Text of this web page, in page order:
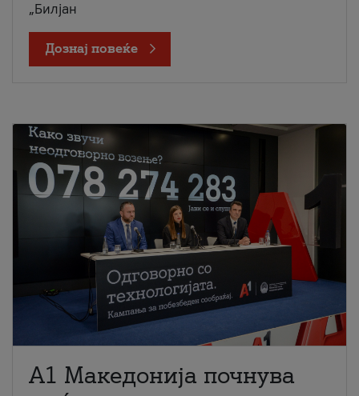
„Билјан
Дознај повеќе
A1 Македонија почнува